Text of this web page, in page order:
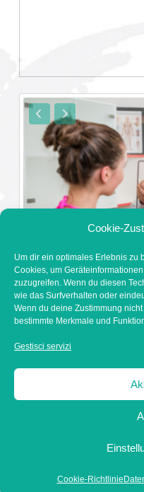
Cookie-
Um dir ein optimales Erlebnis zu
Cookies, um
zuzugreifen. Wenn du diesen
wie das Surfverhalten oder
Wenn du deine Zustimmung
bestimmte Merkmale und
Gestisci servizi
Cookie-Richtlinie
Dr. Eckart Waidmann
ORARI DI TURNO
IMPRESSUM|